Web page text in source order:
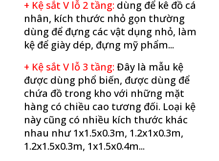
+ Kệ sắt V lỗ 2 tầng: dùng để kê đồ cá
nhân, kích thước nhỏ gọn thường
dùng để đựng các vật dụng nhỏ, làm
kệ để giày dép, đựng mỹ phẩm...
+ Kệ sắt V lỗ 3 tầng: Đây là mẫu kệ
được dùng phổ biến, được dùng để
chứa đồ trong kho với những mặt
hàng có chiều cao tương đối. Loại kệ
này cũng có nhiều kích thước khác
nhau như 1x1.5x0.3m, 1.2x1x0.3m,
1.2x1.5x0.3m, 1x1.5x0.4m...